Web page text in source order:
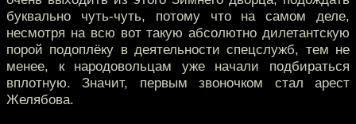
буквально чуть-чуть, потому что на самом деле,
несмотря на всю вот такую абсолютно дилетантскую
порой подоплёку в деятельности спецслужб, тем не
менее, к народовольцам уже начали подбираться
вплотную. Значит, первым звоночком стал арест
Желябова.